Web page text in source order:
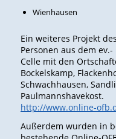
Wienhausen
Ein weiteres Projekt
Personen aus dem
Celle mit den
Bockelskamp,
Schwachhausen,
Paulmannshavekost.
http://www.online-
Außerdem wurden in